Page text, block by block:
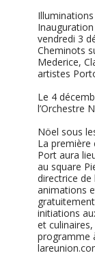
vendredi 3
Cheminots
Mederice,
artistes
Le 4
l’Orchestre
Nöel sous
La première
Port aura
au square
directrice de
animations
initiations
et
programme